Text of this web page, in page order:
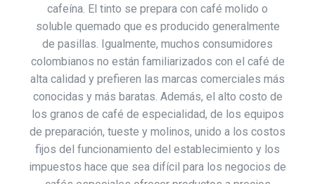
cafeína. El tinto se prepara con café molido o
soluble quemado que es producido generalmente
de pasillas. Igualmente, muchos consumidores
colombianos no están familiarizados con el café de
alta calidad y prefieren las marcas comerciales más
conocidas y más baratas. Además, el alto costo de
los granos de café de especialidad, de los equipos
de preparación, tueste y molinos, unido a los costos
fijos del funcionamiento del establecimiento y los
impuestos hace que sea difícil para los negocios de